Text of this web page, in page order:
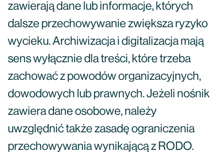
zawierają dane lub informacje, których
dalsze przechowywanie zwiększa ryzyko
wycieku. Archiwizacja i digitalizacja mają
sens wyłącznie dla treści, które trzeba
zachować z powodów organizacyjnych,
dowodowych lub prawnych. Jeżeli nośnik
zawiera dane osobowe, należy
uwzględnić także zasadę ograniczenia
przechowywania wynikającą z RODO.